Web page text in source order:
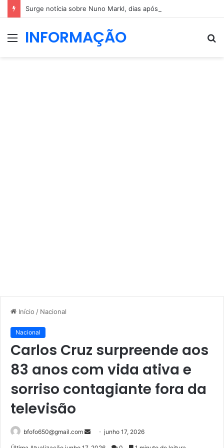
MenuINFORMAÇÃO
Início / Nacional
Nacional
Carlos Cruz surpreende aos
83 anos com vida ativa e
sorriso contagiante fora da
televisão
bfofo650@gmail.com
Mandejunho 17, 2026